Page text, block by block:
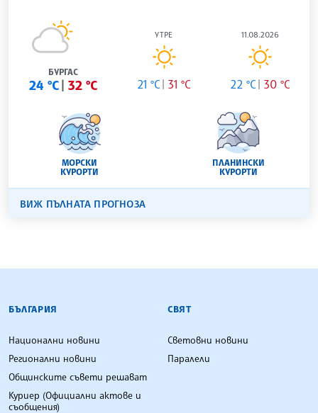
БУРГАС
24 °C 32 °C
УТРЕ
21 °C 31 °C
11.08.2026
22 °C 30 °C
МОРСКИ
КУРОРТИ
ПЛАНИНСКИ
КУРОРТИ
ВИЖ ПЪЛНАТА ПРОГНОЗА
БЪЛГАРСКА ТЕЛЕГРАФНА АГЕНЦИЯ
БЪЛГАРИЯ
Национални новини
Регионални новини
Общинските съвети решават
Куриер (Официални актове и
съобщения)
СВЯТ
Световни новини
Паралели